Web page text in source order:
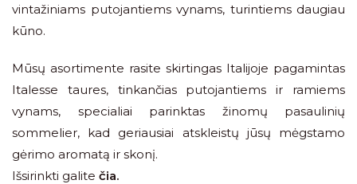
vintažiniams putojantiems vynams, turintiems daugiau
kūno.
Mūsų asortimente rasite skirtingas Italijoje pagamintas
Italesse taures, tinkančias putojantiems ir ramiems
vynams, specialiai parinktas žinomų pasaulinių
sommelier, kad geriausiai atskleistų jūsų mėgstamo
gėrimo aromatą ir skonį.
Išsirinkti galite čia.